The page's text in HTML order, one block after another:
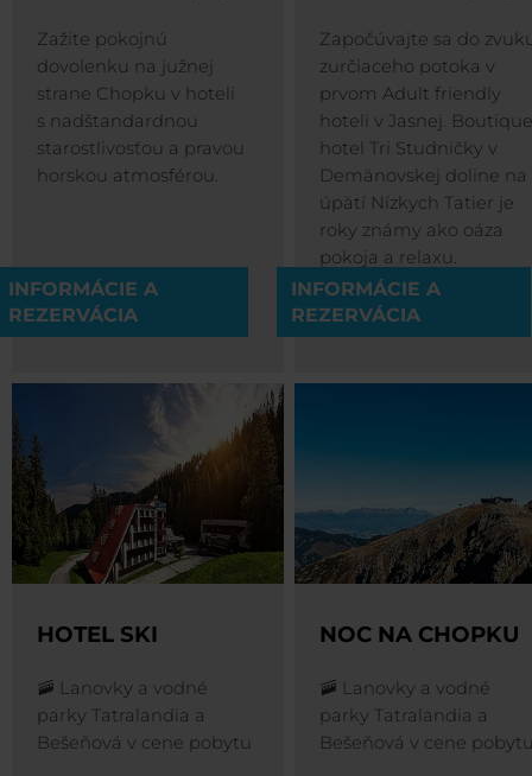
Zažite pokojnú
dovolenku na južnej
strane Chopku v hoteli
s nadštandardnou
starostlivosťou a pravou
horskou atmosférou.
INFORMÁCIE A
REZERVÁCIA
Započúvajte sa do
zurčiaceho potoka v
prvom Adult friendly
hoteli v Jasnej.
hotel Tri Studničky v
Demänovskej doline na
úpätí Nízkych Tatier je
roky známy ako oáza
pokoja a relaxu.
INFORMÁCIE A
REZERVÁCIA
HOTEL SKI
🚠 Lanovky a vodné
parky Tatralandia a
Bešeňová v cene pobytu
NOC NA CHOPKU
🚠 Lanovky a vodné
parky Tatralandia a
Bešeňová v cene